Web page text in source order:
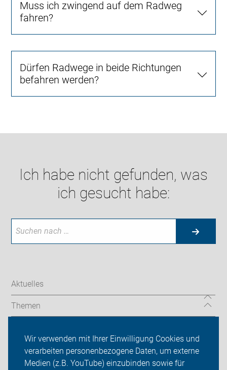
Wir verwenden mit Ihrer Einwilligung Cookies und
verarbeiten personenbezogene Daten, um externe
Medien (z.B. YouTube) einzubinden sowie für
Muss ich zwingend auf dem Radweg
fahren?
Dürfen Radwege in beide Richtungen
befahren werden?
Ich habe nicht gefunden, was
ich gesucht habe:
Aktuelles
Themen
Spenden